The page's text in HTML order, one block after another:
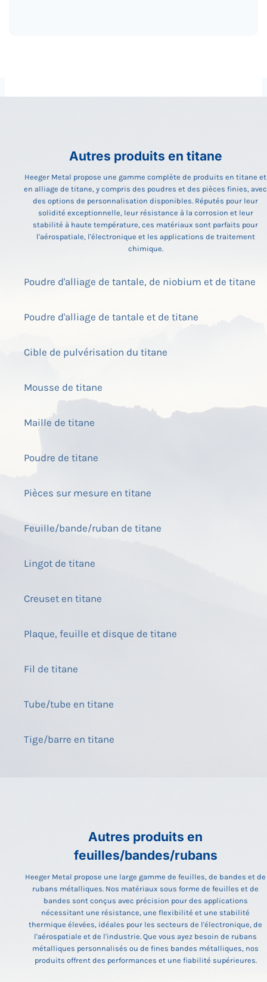
Autres produits en titane
Heeger Metal propose une gamme complète de produits en titane et
en alliage de titane, y compris des poudres et des pièces finies, avec
des options de personnalisation disponibles. Réputés pour leur
solidité exceptionnelle, leur résistance à la corrosion et leur
stabilité à haute température, ces matériaux sont parfaits pour
l'aérospatiale, l'électronique et les applications de traitement
chimique.
Poudre d'alliage de tantale, de niobium et de titane
Poudre d'alliage de tantale et de titane
Cible de pulvérisation du titane
Mousse de titane
Maille de titane
Poudre de titane
Pièces sur mesure en titane
Feuille/bande/ruban de titane
Lingot de titane
Creuset en titane
Plaque, feuille et disque de titane
Fil de titane
Tube/tube en titane
Tige/barre en titane
Autres produits en
feuilles/bandes/rubans
Heeger Metal propose une large gamme de feuilles, de bandes et de
rubans métalliques. Nos matériaux sous forme de feuilles et de
bandes sont conçus avec précision pour des applications
nécessitant une résistance, une flexibilité et une stabilité
thermique élevées, idéales pour les secteurs de l'électronique, de
l'aérospatiale et de l'industrie. Que vous ayez besoin de rubans
métalliques personnalisés ou de fines bandes métalliques, nos
produits offrent des performances et une fiabilité supérieures.